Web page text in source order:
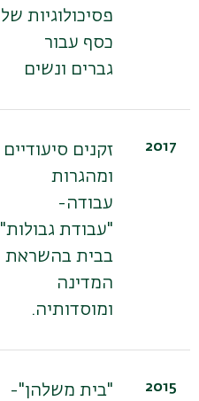
פסיכולוגיות של
כסף עבור
גברים ונשים
2017
זקנים סיעודיים
ומהגרות
עבודה-
"עבודת גבולות"
בבית בהשראת
המדינה
ומוסדותיה.
2015
"בית משלהן"-